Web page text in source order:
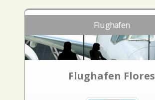
Flughafen
Flughafen Flores